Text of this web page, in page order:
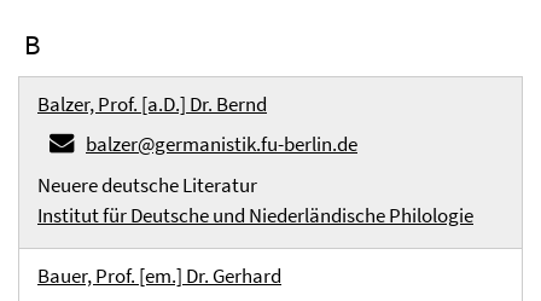
B
Balzer, Prof. [a.D.] Dr. Bernd
balzer@germanistik.fu-berlin.de
Neuere deutsche Literatur
Institut für Deutsche und Niederländische Philologie
Bauer, Prof. [em.] Dr. Gerhard